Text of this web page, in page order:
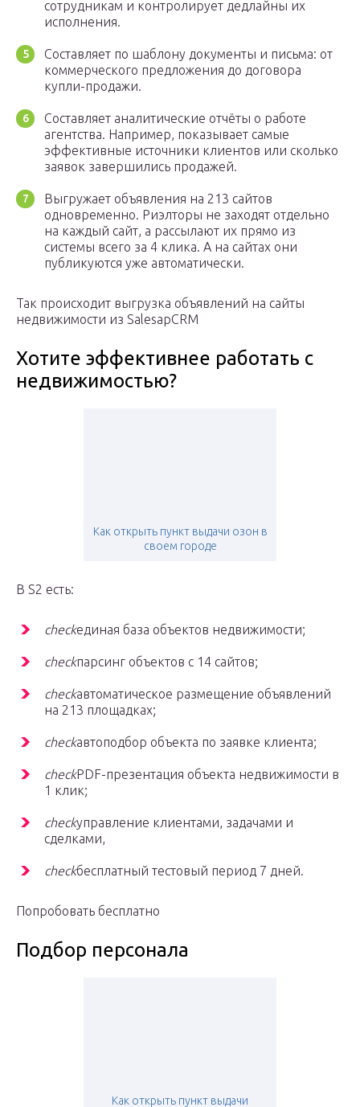
сотрудникам и контролирует дедлайны их
исполнения.
Составляет по шаблону документы и письма: от
коммерческого предложения до договора
купли-продажи.
Составляет аналитические отчёты о работе
агентства. Например, показывает самые
эффективные источники клиентов или сколько
заявок завершились продажей.
Выгружает объявления на 213 сайтов
одновременно. Риэлторы не заходят отдельно
на каждый сайт, а рассылают их прямо из
системы всего за 4 клика. А на сайтах они
публикуются уже автоматически.
Так происходит выгрузка объявлений на сайты
недвижимости из SalesapCRM
Хотите эффективнее работать с
недвижимостью?
Как открыть пункт выдачи озон в
своем городе
В S2 есть:
checkединая база объектов недвижимости;
checkпарсинг объектов с 14 сайтов;
checkавтоматическое размещение объявлений
на 213 площадках;
checkавтоподбор объекта по заявке клиента;
checkPDF-презентация объекта недвижимости в
1 клик;
checkуправление клиентами, задачами и
сделками,
checkбесплатный тестовый период 7 дней.
Попробовать бесплатно
Подбор персонала
Как открыть пункт выдачи